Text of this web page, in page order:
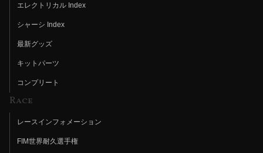
エレクトリカル Index
シャーシ Index
最新グッズ
キットパーツ
コンプリート
Race
レースインフォメーション
FIM世界耐久選手権